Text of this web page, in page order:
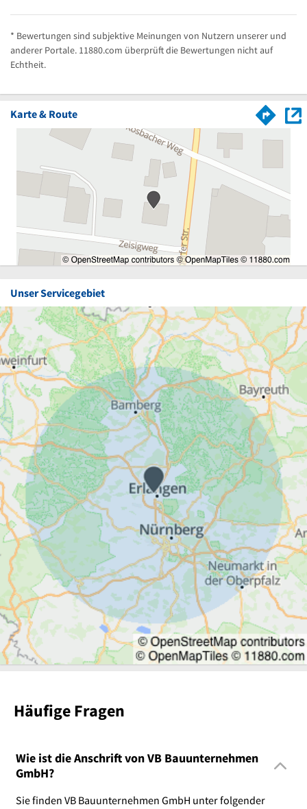
* Bewertungen sind subjektive Meinungen von Nutzern unserer und
anderer Portale. 11880.com überprüft die Bewertungen nicht auf
Echtheit.
Karte & Route
Unser Servicegebiet
Häufige Fragen
Wie ist die Anschrift von VB Bauunternehmen
GmbH?
Sie finden VB Bauunternehmen GmbH unter folgender